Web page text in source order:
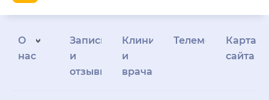
О
нас
Запись
и
отзывы
Клиникам
и
врачам
Телемедицина
Карта
сайта